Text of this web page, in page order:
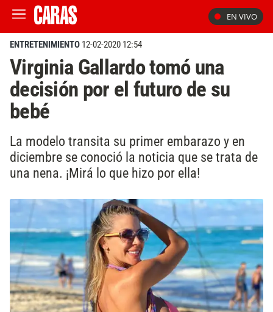
EN VIVO
ENTRETENIMIENTO 12-02-2020 12:54
Virginia Gallardo tomó una
decisión por el futuro de su
bebé
La modelo transita su primer embarazo y en
diciembre se conoció la noticia que se trata de
una nena. ¡Mirá lo que hizo por ella!